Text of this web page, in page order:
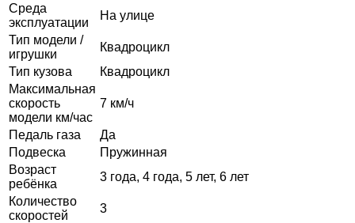
Среда
эксплуатации
На улице
Тип модели /
игрушки
Квадроцикл
Тип кузова
Квадроцикл
Максимальная
скорость
модели км/час
7 км/ч
Педаль газа
Да
Подвеска
Пружинная
Возраст
ребёнка
3 года, 4 года, 5 лет, 6 лет
Количество
скоростей
3